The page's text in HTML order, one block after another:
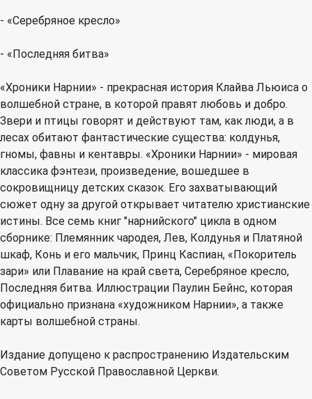
- «Серебряное кресло»
- «Последняя битва»
«Хроники Нарнии» - прекрасная история Клайва Льюиса о
волшебной стране, в которой правят любовь и добро.
Звери и птицы говорят и действуют там, как люди, а в
лесах обитают фантастические существа: колдунья,
гномы, фавны и кентавры. «Хроники Нарнии» - мировая
классика фэнтези, произведение, вошедшее в
сокровищницу детских сказок. Его захватывающий
сюжет одну за другой открывает читателю христианские
истины. Все семь книг "нарнийского" цикла в одном
сборнике: Племянник чародея, Лев, Колдунья и Платяной
шкаф, Конь и его мальчик, Принц Каспиан, «Покоритель
зари» или Плавание на край света, Серебряное кресло,
Последняя битва. Иллюстрации Паулин Бейнс, которая
официально признана «художником Нарнии», а также
карты волшебной страны.
Издание допущено к распространению Издательским
Советом Русской Православной Церкви.